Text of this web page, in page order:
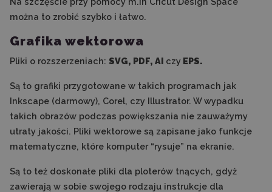
można to zrobić szybko i łatwo.
Grafika wektorowa
Pliki o rozszerzeniach: SVG, PDF, AI czy EPS.
Są to grafiki przygotowane w takich programach jak
Inkscape (darmowy), Corel, czy Illustrator. W wypadku
takich obrazów podczas powiększania nie zauważymy
utraty jakości. Pliki wektorowe są zapisane jako funkcje
matematyczne, które komputer “rysuje” na ekranie.
Są to też doskonałe pliki dla ploterów tnących, gdyż
zawierają w sobie swojego rodzaju instrukcje dla